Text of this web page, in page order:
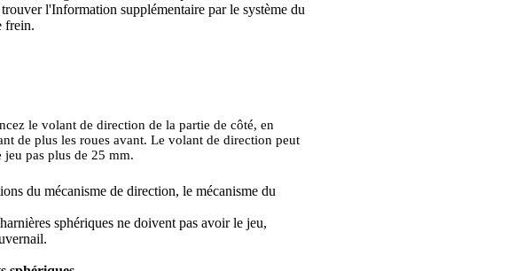
l'Information supplémentaire par le système du
frein.
le volant de direction de la partie de côté, en
de plus les roues avant. Le volant de direction peut
jeu pas plus de 25 mm.
du mécanisme de direction, le mécanisme du
sphériques ne doivent pas avoir le jeu,